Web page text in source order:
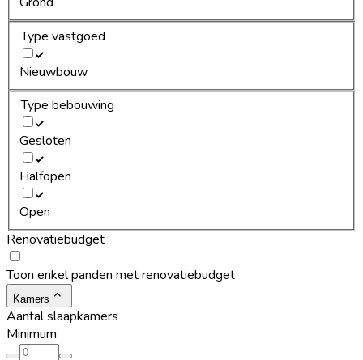
Type vastgoed
Nieuwbouw
Type bebouwing
Gesloten
Halfopen
Open
Renovatiebudget
Toon enkel panden met renovatiebudget
Kamers
Aantal slaapkamers
Minimum